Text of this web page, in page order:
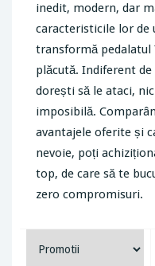
inedit, modern, dar
caracteristicile lor de
transformă
plăcută. Indiferent
dorești să le ataci,
imposibilă.
avantajele oferite și
nevoie, poți
top, de care să te
zero compromisuri.